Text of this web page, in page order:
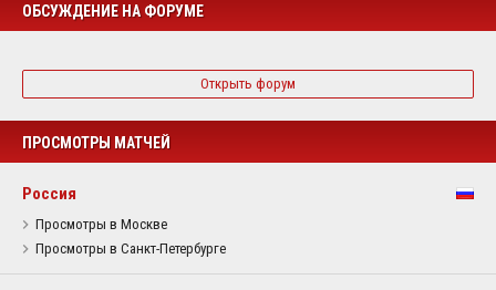
ОБСУЖДЕНИЕ НА ФОРУМЕ
Открыть форум
ПРОСМОТРЫ МАТЧЕЙ
Россия
Просмотры в Москве
Просмотры в Санкт-Петербурге